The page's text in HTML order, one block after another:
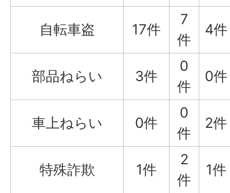
自転車盗 17件
7
件
4件
部品ねらい 3件
0
件
0件
車上ねらい 0件
0
件
2件
特殊詐欺 1件
2
件
1件